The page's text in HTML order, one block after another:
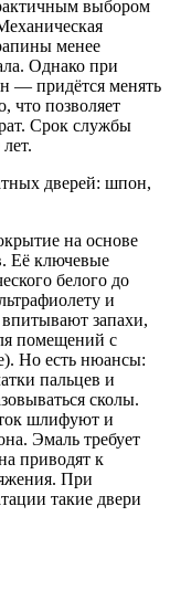
выбором
менее
Однако при
— придётся менять
что позволяет
Срок службы
на основе
Её ключевые
белого до
и
запахи,
помещений с
Но есть нюансы:
пальцев и
сколы.
шлифуют и
Эмаль требует
приводят к
При
такие двери